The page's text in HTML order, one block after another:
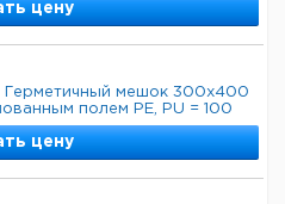
цену
Герметичный мешок 300x400
полем PE, PU = 100
цену